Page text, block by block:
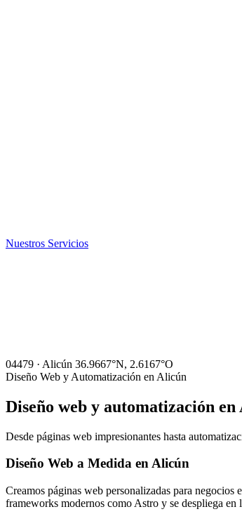
Nuestros Servicios
04479 · Alicún 36.9667°N, 2.6167°O
Diseño Web y Automatización en Alicún
Diseño web y automatización en
Desde páginas web impresionantes hasta
Diseño Web a Medida en Alicún
Creamos páginas web personalizadas para
frameworks modernos como Astro y se despliega